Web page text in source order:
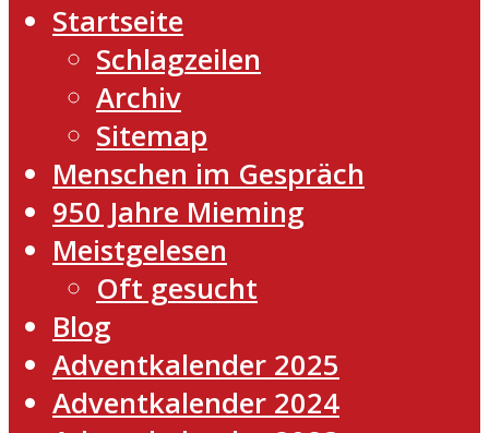
Startseite
Schlagzeilen
Archiv
Sitemap
Menschen im Gespräch
950 Jahre Mieming
Meistgelesen
Oft gesucht
Blog
Adventkalender 2025
Adventkalender 2024